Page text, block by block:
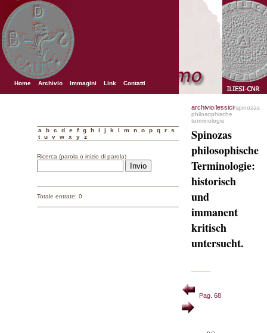
Home Archivio Immagini Link Contatti
a b c d e f g h i j k l m n o p q r
s
t
u v w x y z
Ricerca (parola o inizio di parola)
Totale entrate: 0
archivio/lessici/spinozas
philosophische
terminologie
Spinozas
philosophische
Terminologie:
historisch
und
immanent
kritisch
untersucht.
Pag. 68